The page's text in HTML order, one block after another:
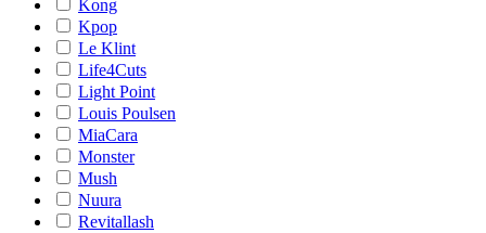
Kong
Kpop
Le Klint
Life4Cuts
Light Point
Louis Poulsen
MiaCara
Monster
Mush
Nuura
Revitallash